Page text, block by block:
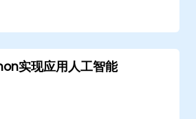
实现应用人工智能